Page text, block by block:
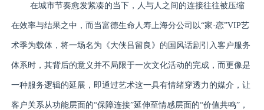
在城市节奏愈发紧凑的当下，人与人之间的连接往往被压缩
在效率与结果之中，而当富德生命人寿上海分公司以“家·恋”VIP艺
术季为载体，将一场名为《大侠吕留良》的国风话剧引入客户服务
体系时，其背后的意义并不局限于一次文化活动的完成，而更像是
一种服务逻辑的延展，即通过艺术这一具有情绪穿透力的媒介，让
客户关系从功能层面的“保障连接”延伸至情感层面的“价值共鸣”，